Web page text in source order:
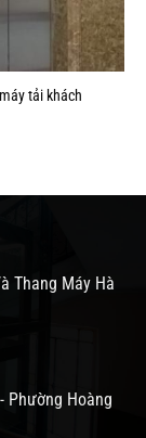
tải khách
Thang Máy Hà
Phường Hoàng